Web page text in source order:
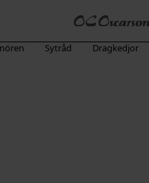
Sytråd Dragkedjor